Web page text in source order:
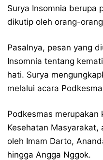
Surya Insomnia berupa
dikutip oleh orang-
Pasalnya, pesan yang
Insomnia tentang
hati. Surya
melalui acara
Podkesmas
Kesehatan
oleh Imam Darto,
hingga Angga Nggok.